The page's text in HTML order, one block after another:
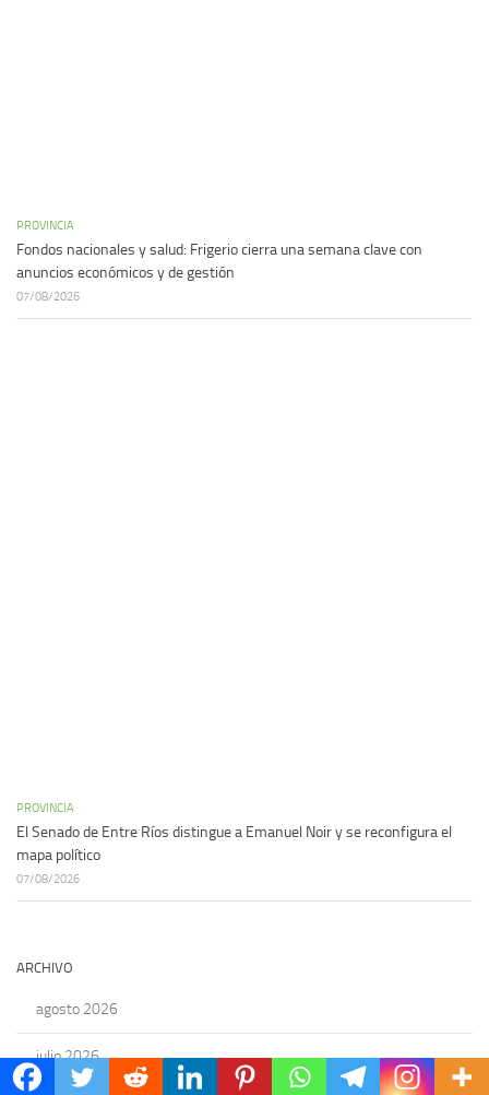
PROVINCIA
Fondos nacionales y salud: Frigerio cierra una semana clave con
anuncios económicos y de gestión
07/08/2026
PROVINCIA
El Senado de Entre Ríos distingue a Emanuel Noir y se reconfigura el
mapa político
07/08/2026
ARCHIVO
agosto 2026
julio 2026